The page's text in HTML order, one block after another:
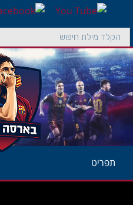
תפריט